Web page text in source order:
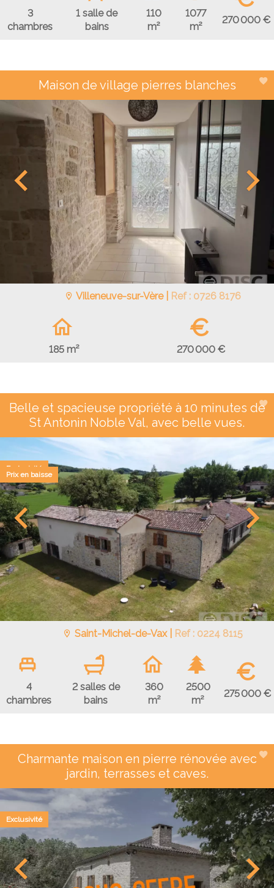
3
chambres
1 salle de
bains
110
m²
1077
m²
270 000 €
Maison de village pierres blanches
Villeneuve-sur-Vère | Ref : 0726 8176
185 m²
€
270 000 €
Belle et spacieuse propriété à 10 minutes de
St Antonin Noble Val, avec belle vues.
Saint-Michel-de-Vax | Ref : 0224 8115
4
chambres
2 salles de
bains
360
m²
2500
m²
€
275 000 €
Exclusivité
Prix en baisse
Charmante maison en pierre rénovée avec
jardin, terrasses et caves.
Exclusivité